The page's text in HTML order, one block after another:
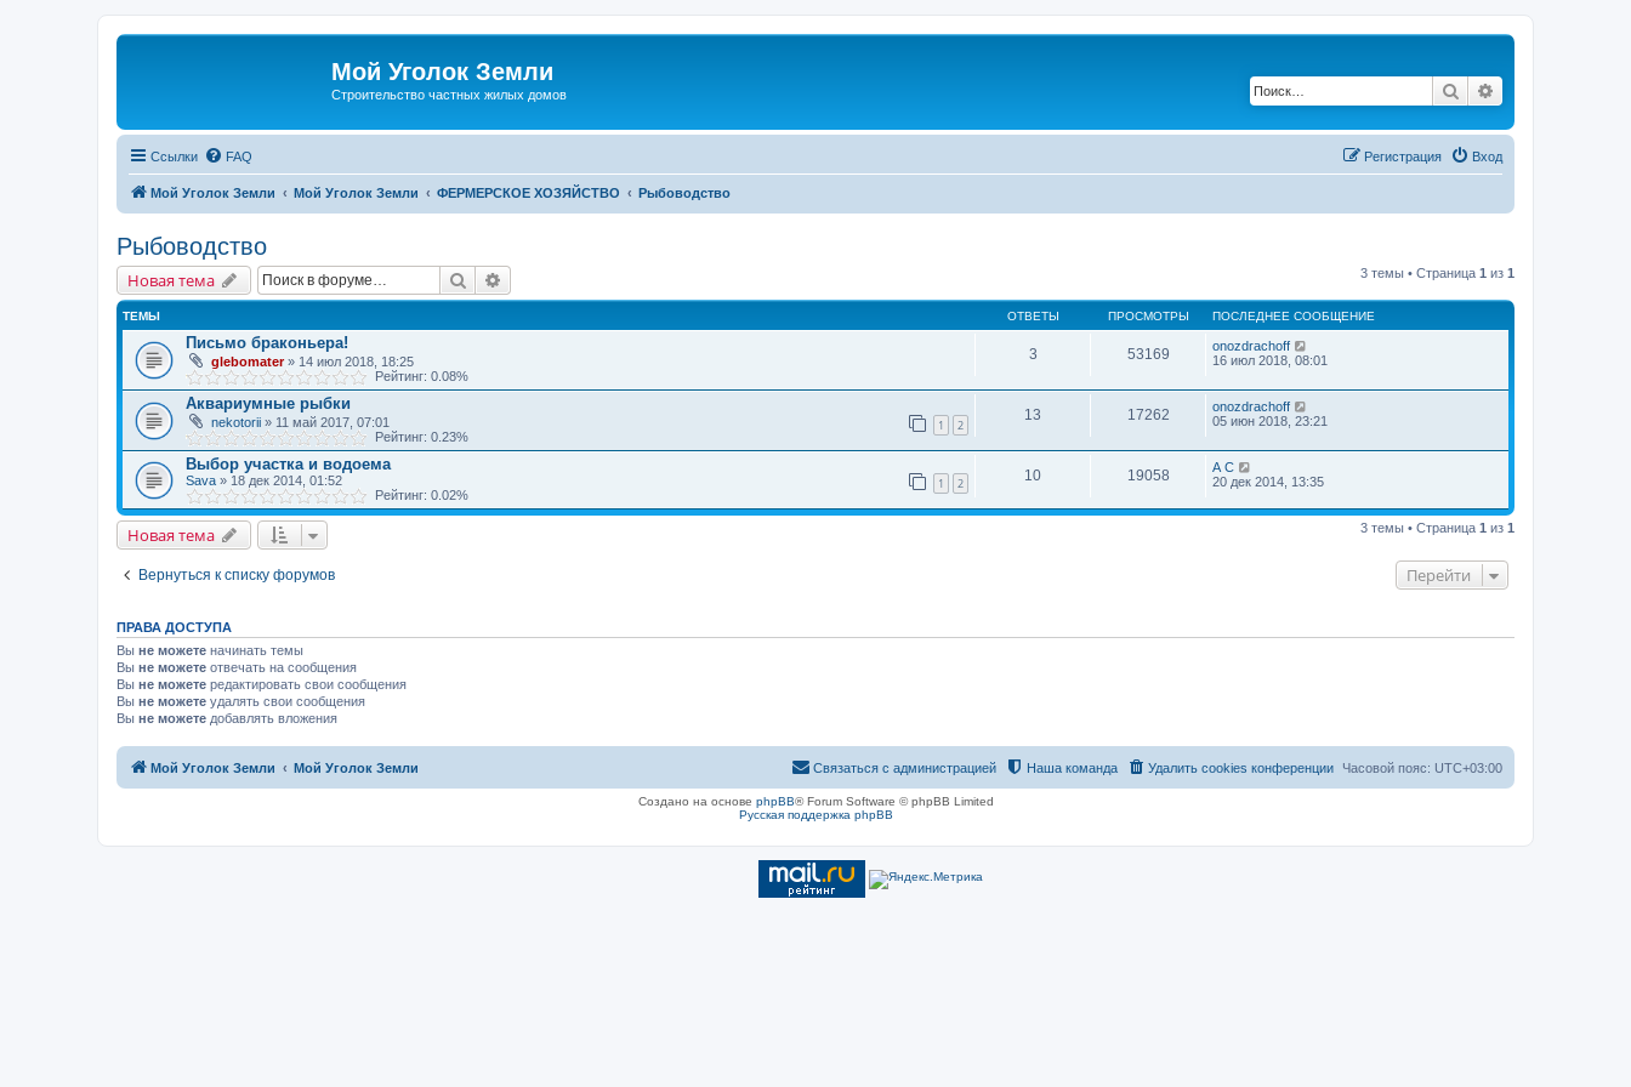
Мой Уголок Земли
Cтроительство частных жилых домов Поиск
Ссылки FAQ Вход
Регистрация
Мой Уголок Земли Мой Уголок Земли ФЕРМЕРСКОЕ ХОЗЯЙСТВО Рыбоводство
Рыбоводство
Новая тема Поиск 3 темы • Страница 1 из 1
ТЕМЫ ОТВЕТЫ ПРОСМОТРЫ ПОСЛЕДНЕЕ СООБЩЕНИЕ
Письмо браконьера!
glebomater» 14 июл 2018, 18:25
Рейтинг: 0.08%
3 53169
onozdrachoff
16 июл 2018, 08:01
Аквариумные рыбки
nekotorii » 11 май 2017, 07:01 1 2
Рейтинг: 0.23%
13 17262
onozdrachoff
05 июн 2018, 23:21
Выбор участка и водоема
Sava » 18 дек 2014, 01:52 1 2
Рейтинг: 0.02%
10 19058
А С
20 дек 2014, 13:35
Новая тема 3 темы • Страница 1 из 1
Вернуться к списку форумов Перейти
ПРАВА ДОСТУПА
Вы не можете начинать темы
Вы не можете отвечать на сообщения
Вы не можете редактировать свои сообщения
Вы не можете удалять свои сообщения
Вы не можете добавлять вложения
Мой Уголок Земли Мой Уголок Земли Часовой пояс: UTC+03:00
Удалить cookies конференции
Наша команда
Связаться с администрацией
Создано на основе phpBB® Forum Software © phpBB Limited
Русская поддержка phpBB